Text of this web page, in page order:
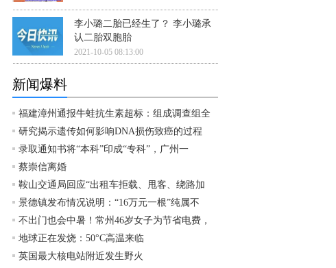
李小璐二胎已经生了？ 李小璐承
认二胎双胞胎
2021-10-05 08:13:00
新闻爆料
福建漳州通报牛蛙抗生素超标：组成调查组全
研究揭示遗传如何影响DNA损伤致癌的过程
录取通知书将“本科”印成“专科”，广州一
蔡崇信离婚
鞍山交通局回应“出租车拒载、甩客、绕路加
景德镇发布情况说明：“16万元一根”纯属不
不出门也会中暑！常州46岁女子为节省电费，
地球正在发烧：50°C高温来临
英国最大核电站附近发生野火